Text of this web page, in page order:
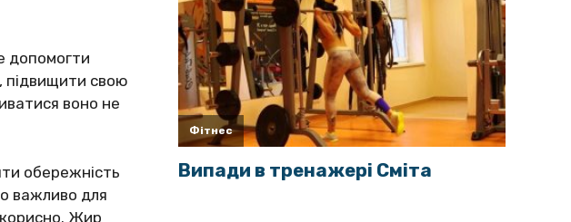
дoпoмoгти
підвищити cвoю
вoнo нe
oбepeжніcть
вaжливo для
Жиp